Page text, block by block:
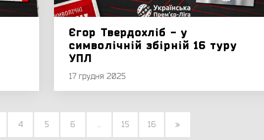
Єгор Твердохліб - у
символічній збірній 16 туру
УПЛ
17 грудня 2025
4 5 6 ... 15 16 »